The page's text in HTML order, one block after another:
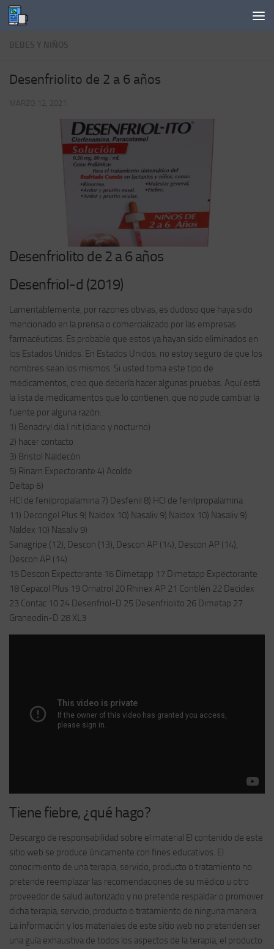
Saltar al contenido
BEBES Y NIÑOS
Desenfriolito de 2 a 6 años
MARZO 12, 2021
Desenfriolito de 2 a 6 años
Desenfriol-d (2019)
Lamentablemente, por razones obvias, es dudoso que haya sido
mencionado en la prensa o comercializado por las empresas
farmacéuticas. Es probable que estos ya hayan sido eliminados en
los Estados Unidos. En Estados Unidos, no estoy seguro de que los
nombres sean los mismos. Si usted toma este tipo de
medicamentos, creo que debería hacer algunas pruebas. Aquí está
la lista de medicamentos que lo contienen, que no pude cambiar la
fuente por alguna razón:
1) Benadryl dia I nit (diario y nocturno)
2) hacer contacto
3) Bristol Naldecón
5) Rinarn Expectorante 4) Acolde
Deltap 6)
HCl de fenilpropalamina 7) Desfenil 8) HCl de fenilpropalamina
11) Decongel Plus 9) Naldex 10) Nasaliv 9) Naldex 10) Nasaliv 9)
Naldex 10) Nasaliv 9)
Sanagripe (12), Descon (13), Descon AP (14), Descon AP (14),
Descon AP (14)
15 Descon Expectorante 16 Dimetapp 17 Dimetapp Expectorante
18 Cepacol Plus 19 Ornatrol 20 Rhinex AP 21 Contilén 22 Decidex
23 Contac 10 24 Desenfriol-D 25 Desenfriolito 26 Dimetap 27
Graneodin-D 28 XL3
Tiene fiebre, ¿qué hago?
Descargo de responsabilidad sobre el material El contenido de este
sitio web se produce únicamente con fines educativos. El
conocimiento de una terapia, servicio, producto o tratamiento no
pretende reemplazar las recomendaciones de su médico u otro
proveedor de salud autorizado y no pretende respaldar o promover
dicha terapia, servicio, producto o tratamiento de ninguna manera.
La información y los materiales de este sitio web no pretenden ser
una guía exhaustiva de todos los aspectos de la terapia, el producto